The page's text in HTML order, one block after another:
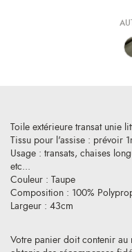
Votre panier doit contenir
Toile extérieure transat unie
Tissu pour l'assise : prévoir
Usage : transats, chaises
etc...
Couleur : Taupe
Composition : 100%
Largeur : 43cm